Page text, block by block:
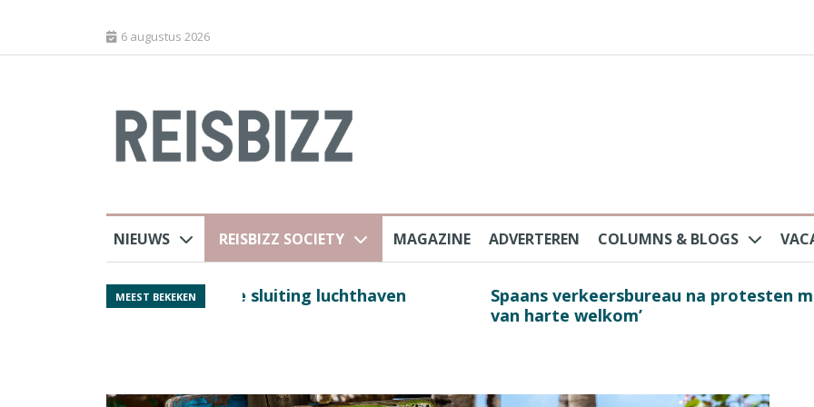
6 augustus 2026
NIEUWS REISBIZZ SOCIETY MAGAZINE ADVERTEREN COLUMNS & BLOGS
MEEST BEKEKEN
luchthaven
Spaans verkeersbureau na protesten massatoerisme: ‘Nederlandse